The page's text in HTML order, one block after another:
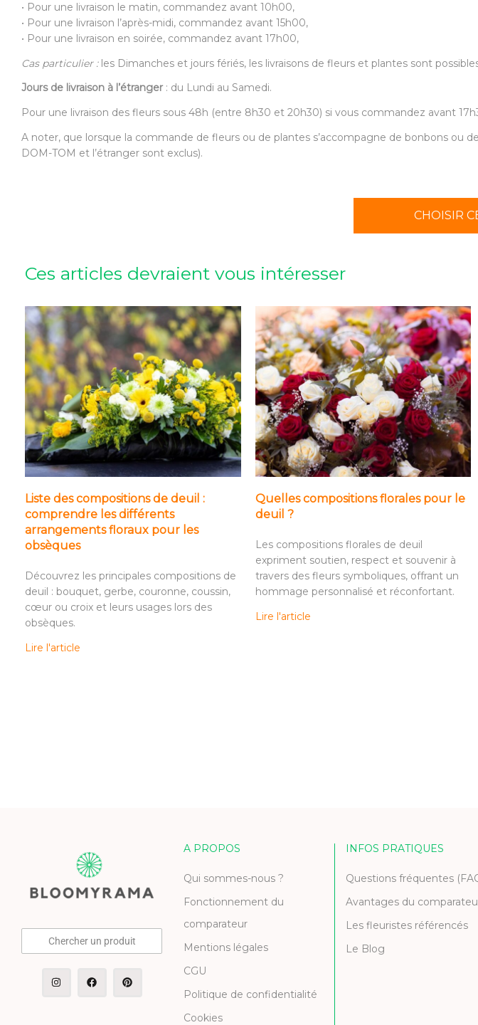
• Pour une livraison le matin, commandez avant 10h00,
• Pour une livraison l’après-midi, commandez avant 15h00,
• Pour une livraison en soirée, commandez avant 17h00,
Cas particulier :les Dimanches et jours fériés, les livraisons de fleurs et plantes sont
Jours de livraison à l’étranger : du Lundi au Samedi.
Pour une livraison des fleurs sous 48h (entre 8h30 et 20h30) si vous commandez avant
A noter, que lorsque la commande de fleurs ou de plantes s’accompagne de bonbons ou
DOM-TOM et l’étranger sont exclus).
CHOISIR
Ces articles devraient vous intéresser
Liste des compositions de deuil :
comprendre les différents
arrangements floraux pour les
obsèques
Découvrez les principales compositions de
deuil : bouquet, gerbe, couronne, coussin,
cœur ou croix et leurs usages lors des
obsèques.
Lire l'article
Quelles compositions florales pour le
deuil ?
Les compositions florales de deuil
expriment soutien, respect et souvenir à
travers des fleurs symboliques, offrant un
hommage personnalisé et réconfortant.
Lire l'article
Chercher un produit
A PROPOS
Qui sommes-nous ?
Fonctionnement du
comparateur
Mentions légales
CGU
Politique de confidentialité
Cookies
INFOS PRATIQUES
Questions fréquentes
Avantages du
Les fleuristes référencés
Le Blog